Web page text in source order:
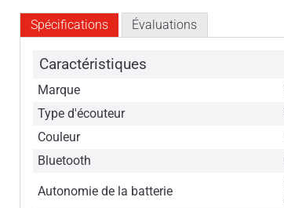
Spécifications Évaluations
Caractéristiques
Marque
Type d'écouteur
Couleur
Bluetooth
Autonomie de la batterie